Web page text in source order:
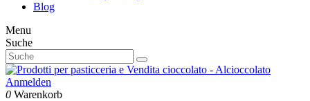
Blog
Menu
Suche
Anmelden
0 Warenkorb